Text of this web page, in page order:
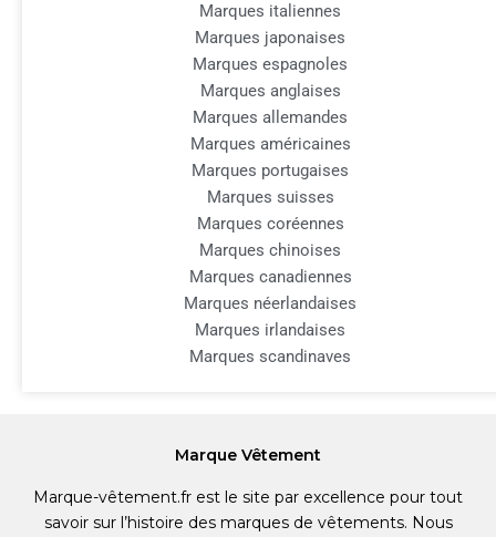
Marques italiennes
Marques japonaises
Marques espagnoles
Marques anglaises
Marques allemandes
Marques américaines
Marques portugaises
Marques suisses
Marques coréennes
Marques chinoises
Marques canadiennes
Marques néerlandaises
Marques irlandaises
Marques scandinaves
Marque Vêtement
Marque-vêtement.fr est le site par excellence pour tout
savoir sur l’histoire des marques de vêtements. Nous